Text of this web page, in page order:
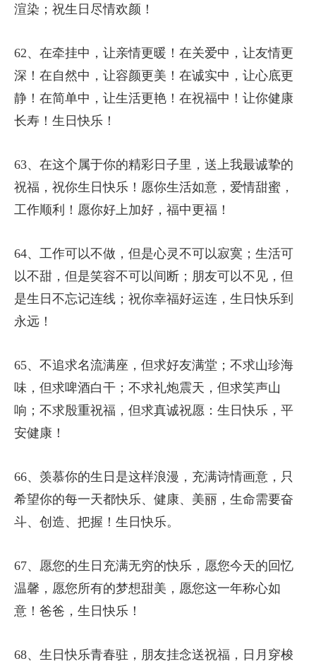
渲染；祝生日尽情欢颜！
62、在牵挂中，让亲情更暖！在关爱中，让友情更
深！在自然中，让容颜更美！在诚实中，让心底更
静！在简单中，让生活更艳！在祝福中！让你健康
长寿！生日快乐！
63、在这个属于你的精彩日子里，送上我最诚挚的
祝福，祝你生日快乐！愿你生活如意，爱情甜蜜，
工作顺利！愿你好上加好，福中更福！
64、工作可以不做，但是心灵不可以寂寞；生活可
以不甜，但是笑容不可以间断；朋友可以不见，但
是生日不忘记连线；祝你幸福好运连，生日快乐到
永远！
65、不追求名流满座，但求好友满堂；不求山珍海
味，但求啤酒白干；不求礼炮震天，但求笑声山
响；不求殷重祝福，但求真诚祝愿：生日快乐，平
安健康！
66、羡慕你的生日是这样浪漫，充满诗情画意，只
希望你的每一天都快乐、健康、美丽，生命需要奋
斗、创造、把握！生日快乐。
67、愿您的生日充满无穷的快乐，愿您今天的回忆
温馨，愿您所有的梦想甜美，愿您这一年称心如
意！爸爸，生日快乐！
68、生日快乐青春驻，朋友挂念送祝福，日月穿梭